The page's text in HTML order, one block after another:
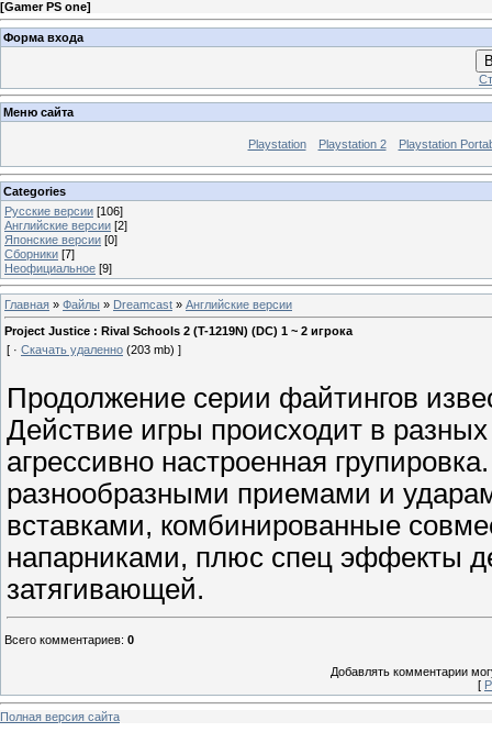
[Gamer PS one]
Форма входа
Меню сайта
Playstation Playstation 2 Playstation
Categories
Русские версии [106]
Английские версии [2]
Японские версии [0]
Сборники [7]
Неофициальное [9]
Главная » Файлы » Dreamcast » Английские версии
Project Justice : Rival Schools 2 (T-1219N) (DC) 1 ~ 2 игрока
[ · Скачать удаленно (203 mb) ]
Продолжение серии файтингов
Действие игры происходит в
агрессивно настроенная
разнообразными приемами и
вставками, комбинированные
напарниками, плюс спец эффекты
затягивающей.
Всего комментариев: 0
Добавлять комментарии
[
Полная версия сайта